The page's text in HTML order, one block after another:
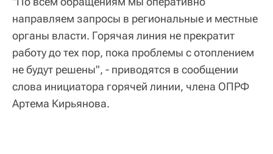
направляем запросы в региональные и местные
органы власти. Горячая линия не прекратит
работу до тех пор, пока проблемы с отоплением
не будут решены", - приводятся в сообщении
слова инициатора горячей линии, члена ОПРФ
Артема Кирьянова.